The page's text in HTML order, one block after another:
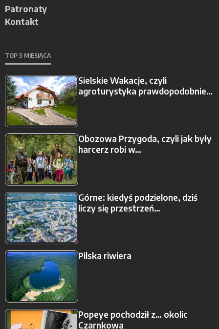
Patronaty
Kontakt
TOP 5 MIESIĄCA
Sielskie Wakacje, czyli
agroturystyka prawdopodobnie…
Obozowa Przygoda, czyli jak były
harcerz robi w…
Górne: kiedyś podzielone, dziś
liczy się przestrzeń…
Pilska riwiera
Popeye pochodził z… okolic
Czarnkowa